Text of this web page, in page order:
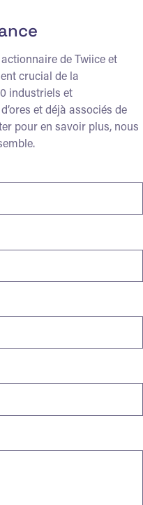
de Twiice et
crucial de la
industriels et
et déjà associés de
pour en savoir plus, nous